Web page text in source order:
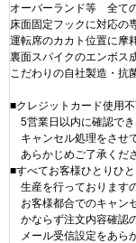
オーバーランド等 全て
床面固定フックに対応の
運転席のカカト位置に摩
裏面スパイクのエンボス
こだわりの自社製造・抗
■クレジットカード使用
5営業日以内に確認でき
キャンセル処理をさせ
あらかじめご了承くださ
■すべてお客様ひとりひ
生産を行っておりますの
お客様都合でのキャン
かならず注文内容確認
メール受信設定をあら